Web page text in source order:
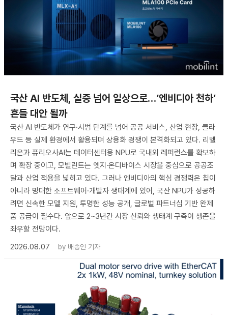
국산 AI 반도체, 실증 넘어 일상으로…‘엔비디아 천하’
흔들 대안 될까
국산 AI 반도체가 연구·시범 단계를 넘어 공공 서비스, 산업 현장, 클라
우드 등 실제 환경에서 활용되며 상용화 경쟁이 본격화되고 있다. 리벨
리온과 퓨리오사AI는 데이터센터용 NPU로 국내외 레퍼런스를 확보하
며 확장 중이고, 모빌린트는 엣지·온디바이스 시장을 중심으로 공공조
달과 산업 적용을 넓히고 있다. 그러나 엔비디아의 핵심 경쟁력은 칩이
아니라 방대한 소프트웨어·개발자 생태계에 있어, 국산 NPU가 성공하
려면 신속한 모델 지원, 투명한 성능 공개, 글로벌 파트너십 기반 완제
품 공급이 필수다. 앞으로 2~3년간 시장 신뢰와 생태계 구축이 생존을
좌우할 전망이다.
2026.08.07
by 배종인 기자